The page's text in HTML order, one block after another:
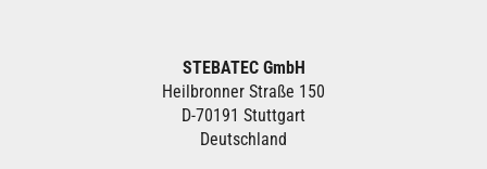
STEBATEC GmbH
Heilbronner Straße 150
D-70191 Stuttgart
Deutschland